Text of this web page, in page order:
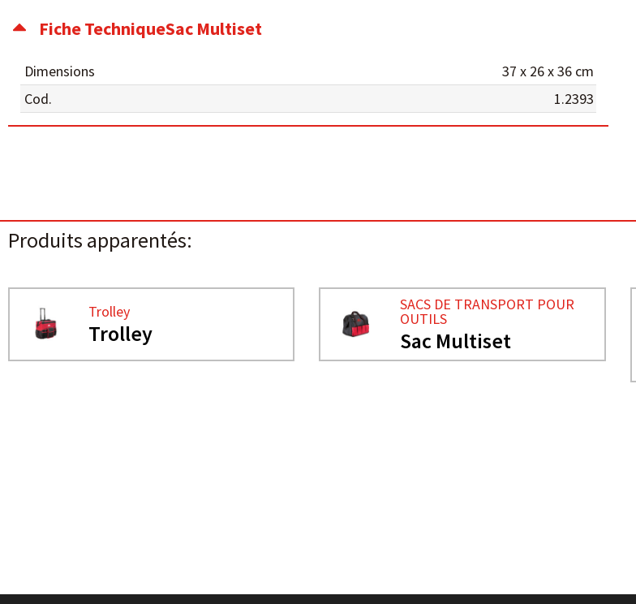
Fiche TechniqueSac Multiset
Dimensions
37 x 26 x 36 cm
Cod.
1.2393
Produits apparentés:
Trolley
Trolley
SACS DE TRANSPORT POUR
OUTILS
Sac Multiset
SAC MULTISET